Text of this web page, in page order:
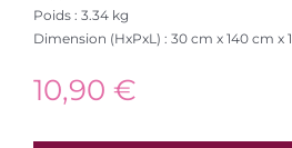
Poids : 3.34 kg
Dimension (HxPxL) : 30 cm x 140 cm x
10,90 €